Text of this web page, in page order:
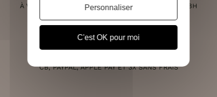
À VOTRE ÉCOUTE DU LUNDI AU SAMEDI DE 10H À 18H
CB, PAYPAL, APPLE PAY ET 3X SANS FRAIS
C'est OK pour moi
Personnaliser